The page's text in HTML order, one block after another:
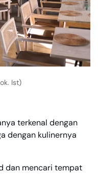
Ist)
terkenal dengan
dengan kulinernya
dan mencari tempat